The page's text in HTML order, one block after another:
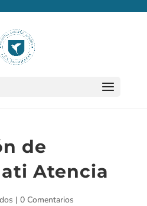
de
Atencia
| 0 Comentarios